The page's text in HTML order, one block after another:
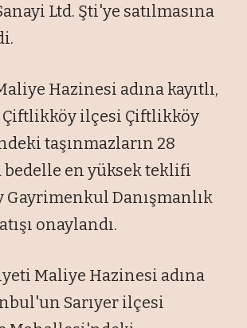
Ltd. Şti'ye satılmasına
Hazinesi adına kayıtlı,
Çiftlikköy ilçesi Çiftlikköy
taşınmazların 28
en yüksek teklifi
Gayrimenkul Danışmanlık
onaylandı.
Maliye Hazinesi adına
Sarıyer ilçesi